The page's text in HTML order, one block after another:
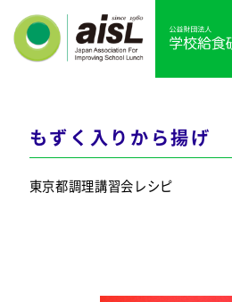
もずく入りから揚げ
東京都調理講習会レシピ